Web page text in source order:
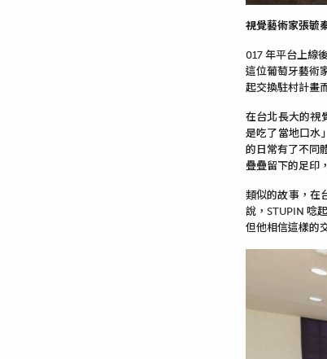
視覺藝術家張毓
017 年平台上線
這位葡萄牙藝術
起交換駐村計畫
在台北長大的視
是吃了當地口水
的日常有了不同
疊疊留下的足印
類似的故事，在
說，STUPIN 唸
但他相信這樣的